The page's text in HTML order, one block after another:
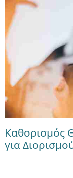
Καθορισμός
για